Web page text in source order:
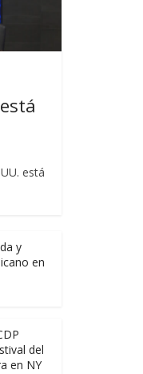
está
y
en
del
en NY